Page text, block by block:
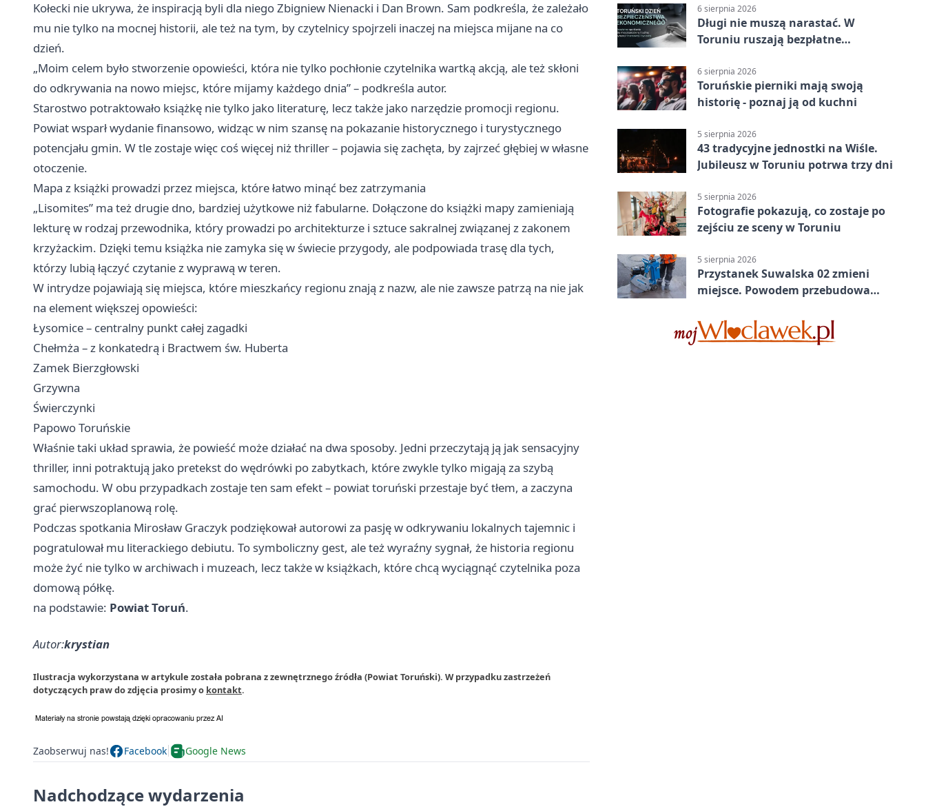
Kołecki nie ukrywa, że inspiracją byli dla niego Zbigniew Nienacki i Dan Brown. Sam podkreśla, że zależało
mu nie tylko na mocnej historii, ale też na tym, by czytelnicy spojrzeli inaczej na miejsca mijane na co
dzień.
„Moim celem było stworzenie opowieści, która nie tylko pochłonie czytelnika wartką akcją, ale też skłoni
do odkrywania na nowo miejsc, które mijamy każdego dnia” – podkreśla autor.
Starostwo potraktowało książkę nie tylko jako literaturę, lecz także jako narzędzie promocji regionu.
Powiat wsparł wydanie finansowo, widząc w nim szansę na pokazanie historycznego i turystycznego
potencjału gmin. W tle zostaje więc coś więcej niż thriller – pojawia się zachęta, by zajrzeć głębiej w własne
otoczenie.
Mapa z książki prowadzi przez miejsca, które łatwo minąć bez zatrzymania
„Lisomites” ma też drugie dno, bardziej użytkowe niż fabularne. Dołączone do książki mapy zamieniają
lekturę w rodzaj przewodnika, który prowadzi po architekturze i sztuce sakralnej związanej z zakonem
krzyżackim. Dzięki temu książka nie zamyka się w świecie przygody, ale podpowiada trasę dla tych,
którzy lubią łączyć czytanie z wyprawą w teren.
W intrydze pojawiają się miejsca, które mieszkańcy regionu znają z nazw, ale nie zawsze patrzą na nie jak
na element większej opowieści:
Łysomice – centralny punkt całej zagadki
Chełmża – z konkatedrą i Bractwem św. Huberta
Zamek Bierzgłowski
Grzywna
Świerczynki
Papowo Toruńskie
Właśnie taki układ sprawia, że powieść może działać na dwa sposoby. Jedni przeczytają ją jak sensacyjny
thriller, inni potraktują jako pretekst do wędrówki po zabytkach, które zwykle tylko migają za szybą
samochodu. W obu przypadkach zostaje ten sam efekt – powiat toruński przestaje być tłem, a zaczyna
grać pierwszoplanową rolę.
Podczas spotkania Mirosław Graczyk podziękował autorowi za pasję w odkrywaniu lokalnych tajemnic i
pogratulował mu literackiego debiutu. To symboliczny gest, ale też wyraźny sygnał, że historia regionu
może żyć nie tylko w archiwach i muzeach, lecz także w książkach, które chcą wyciągnąć czytelnika poza
domową półkę.
na podstawie: Powiat Toruń.
Autor:krystian
Ilustracja wykorzystana w artykule została pobrana z zewnętrznego źródła (Powiat Toruński). W przypadku zastrzeżeń
dotyczących praw do zdjęcia prosimy o kontakt.
Zaobserwuj nas! Facebook Google News
Nadchodzące wydarzenia
6 sierpnia 2026
Długi nie muszą narastać. W
Toruniu ruszają bezpłatne
6 sierpnia 2026
Toruńskie pierniki mają swoją
historię - poznaj ją od kuchni
5 sierpnia 2026
43 tradycyjne jednostki na Wiśle.
Jubileusz w Toruniu potrwa trzy dni
5 sierpnia 2026
Fotografie pokazują, co zostaje po
zejściu ze sceny w Toruniu
5 sierpnia 2026
Przystanek Suwalska 02 zmieni
miejsce. Powodem przebudowa